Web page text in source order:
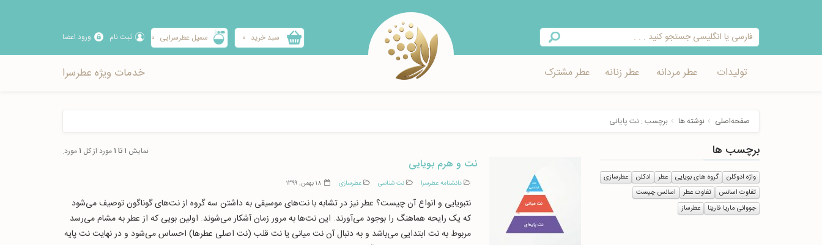
ورود اعضا ثبت نام سمپل عطرسرایی 0 سبد خرید 0
تولیدات عطر مردانه عطر زنانه عطر مشترک خدمات ویژه عطرسرا
صفحه‌اصلی نوشته ها برچسب : نت پایانی
برچسب ها
واژه ادوکلن گروه های بویایی عطر ادکلن
عطرسازی
تفاوت اسانس
تفاوت عطر
اسانس چیست
جووانی ماریا فارینا
عطرساز
نمایش ۱ تا ۱ مورد از کل ۱ مورد.
نت و هرم بویایی
دانشنامه عطرسرا نت شناسی عطرسازی ۱۸ بهمن, ۱۳۹۹
نتبویایی و انواع آن چیست؟ عطر نیز در تشابه با نت‌های موسیقی به داشتن سه گروه از نت‌های گوناگون توصیف می‌شود
که یک رایحه هماهنگ را بوجود می‌آورند. این نت‌ها به مرور زمان آشکار می‌شوند. اولین بویی که از عطر به مشام می‌رسد
مربوط به نت ابتدایی می‌باشد و به دنبال آن نت میانی یا نت قلب (نت اصلی عطرها) احساس می‌شود و در نهایت نت پایه